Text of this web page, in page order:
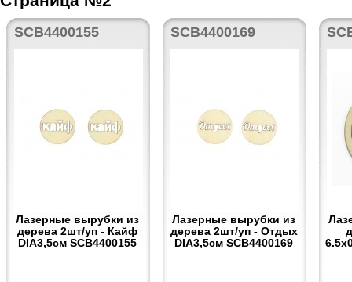
SCB4400155
Лазерные вырубки из
дерева 2шт/уп - Кайф
DIA3,5см SCB4400155
SCB4400169
Лазерные вырубки из
дерева 2шт/уп - Отдых
DIA3,5см SCB4400169